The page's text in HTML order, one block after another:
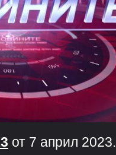
от 7 април 2023.